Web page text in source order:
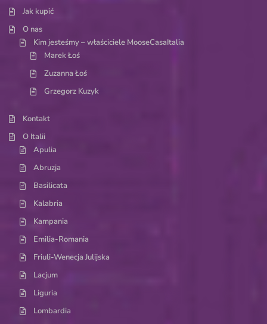
Jak kupić
O nas
Kim jesteśmy – właściciele MooseCasaItalia
Marek Łoś
Zuzanna Łoś
Grzegorz Kuzyk
Kontakt
O Italii
Apulia
Abruzja
Basilicata
Kalabria
Kampania
Emilia-Romania
Friuli-Wenecja Julijska
Lacjum
Liguria
Lombardia